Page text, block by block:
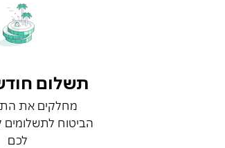
תשלום
מחלקים את
הביטוח לתשלומים
לכם